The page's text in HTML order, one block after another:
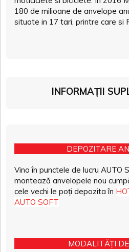
180 de milioane de anvelope
situate in 17 tari, printre care si
INFORMAȚII
DEPOZITARE
Vino în punctele de lucru AUTO
montează anvelopele nou
cele vechi le poți depozita în
AUTO SOFT
MODALITĂȚI